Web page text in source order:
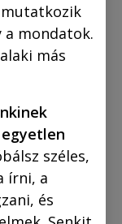
Fred, a
mutatkozik
a mondatok.
más
egyetlen
széles,
írni, a
és